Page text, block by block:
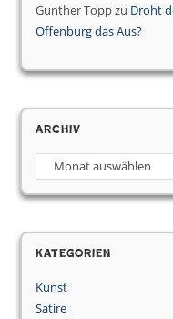
Gunther Toppzu Droht
Offenburg das Aus?
Archiv
Kategorien
Kunst
Satire